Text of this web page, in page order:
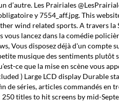
d’autre. Les Prairiales
y 7554_aff.jpg. This
wind related sports. A travers la
vous lancez dans la comédie
Vous disposez déjà d'un
musique des sentiments
ce que la mise en scène vous
) Large LCD display Durable
séries, articles commandés en
titles to hit screens by mid-